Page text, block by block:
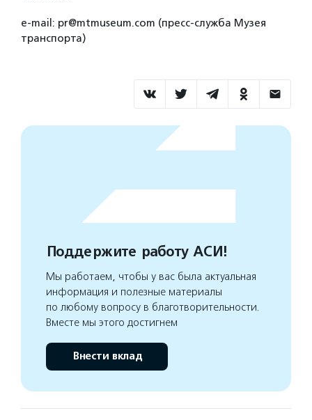
e-mail: pr@mtmuseum.com (пресс-служба Музея
транспорта)
Поддержите работу АСИ!
Мы работаем, чтобы у вас была актуальная
информация и полезные материалы
по любому вопросу в благотворительности.
Вместе мы этого достигнем
Внести вклад